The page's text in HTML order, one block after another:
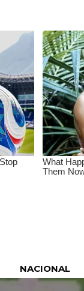
NACIONAL